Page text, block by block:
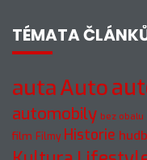
TÉMATA
autaAuto
automobily bez obalu
film Filmy Historie